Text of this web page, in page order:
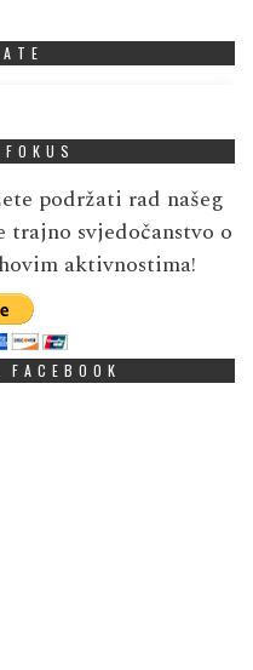
podržati rad našeg
trajno svjedočanstvo o
aktivnostima!